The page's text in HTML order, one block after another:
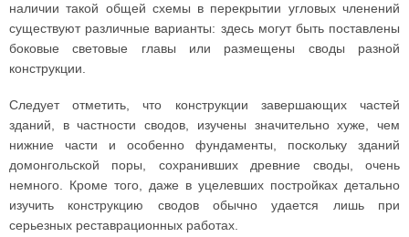
наличии такой общей схемы в перекрытии угловых членений
существуют различные варианты: здесь могут быть поставлены
боковые световые главы или размещены своды разной
конструкции.
Следует отметить, что конструкции завершающих частей
зданий, в частности сводов, изучены значительно хуже, чем
нижние части и особенно фундаменты, поскольку зданий
домонгольской поры, сохранивших древние своды, очень
немного. Кроме того, даже в уцелевших постройках детально
изучить конструкцию сводов обычно удается лишь при
серьезных реставрационных работах.